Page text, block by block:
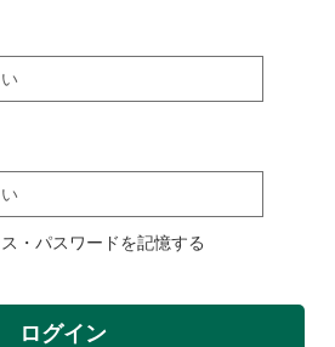
・パスワードを記憶する
ログイン